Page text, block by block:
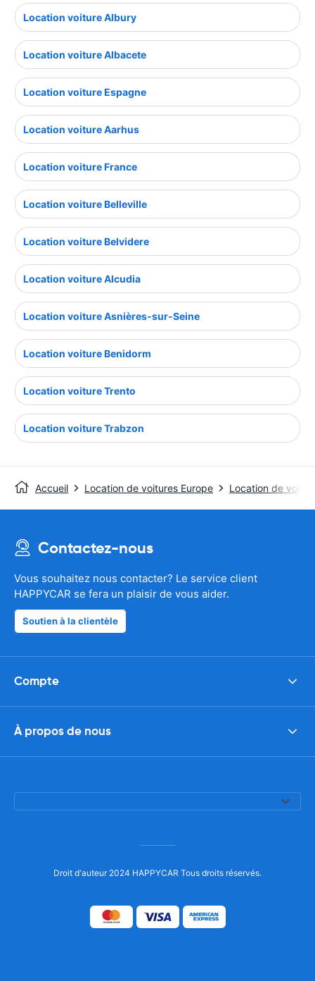
Location voiture Albury
Location voiture Albacete
Location voiture Espagne
Location voiture Aarhus
Location voiture France
Location voiture Belleville
Location voiture Belvidere
Location voiture Alcudia
Location voiture Asnières-sur-Seine
Location voiture Benidorm
Location voiture Trento
Location voiture Trabzon
Accueil Location de voitures Europe Location de
Contactez-nous
Vous souhaitez nous contacter? Le service client
HAPPYCAR se fera un plaisir de vous aider.
Soutien à la clientèle
Compte
À propos de nous
Droit d'auteur 2024 HAPPYCAR Tous droits réservés.